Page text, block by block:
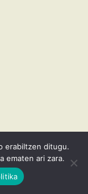
erabiltzen ditugu.
ematen ari zara.